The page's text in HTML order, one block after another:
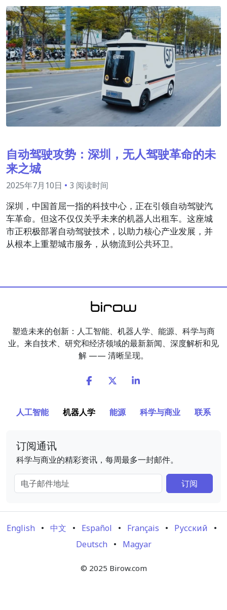
自动驾驶攻势：深圳，无人驾驶革命的未
来之城
2025年7月10日 • 3 阅读时间
深圳，中国首屈一指的科技中心，正在引领自动驾驶汽
车革命。但这不仅仅关乎未来的机器人出租车。这座城
市正积极部署自动驾驶技术，以助力核心产业发展，并
从根本上重塑城市服务，从物流到公共环卫。
塑造未来的创新：人工智能、机器人学、能源、科学与商
业。来自技术、研究和经济领域的最新新闻、深度解析和见
解 —— 清晰呈现。
人工智能 机器人学 能源 科学与商业 联系
订阅通讯
科学与商业的精彩资讯，每周最多一封邮件。
电子邮件地址
订阅
English • 中文 • Español • Français • Русский
•
Deutsch
• Magyar
© 2025 Birow.com